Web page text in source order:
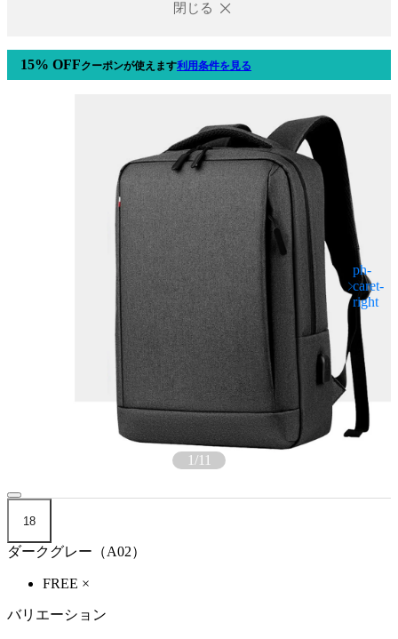
閉じる
15% OFFクーポンが使えます利用条件を見る
1/11
18
ダークグレー（A02）
FREE ×
バリエーション